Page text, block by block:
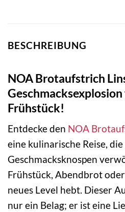
BESCHREIBUNG
NOA Brotaufstrich
Frühstück!
Entdecke den NOA
eine kulinarische Reise,
Geschmacksknospen
Frühstück, Abendbrot
neues Level hebt. Dieser
nur ein Belag; er ist eine